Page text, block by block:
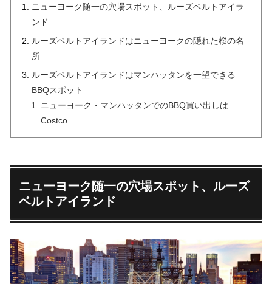
ニューヨーク随一の穴場スポット、ルーズベルトアイラ
ンド
ルーズベルトアイランドはニューヨークの隠れた桜の名
所
ルーズベルトアイランドはマンハッタンを一望できる
BBQスポット
ニューヨーク・マンハッタンでのBBQ買い出しは
Costco
ニューヨーク随一の穴場スポット、ルーズ
ベルトアイランド